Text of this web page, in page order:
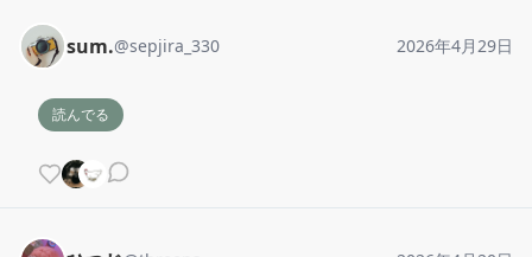
sum.@sepjira_330 2026年4月29日
読んでる